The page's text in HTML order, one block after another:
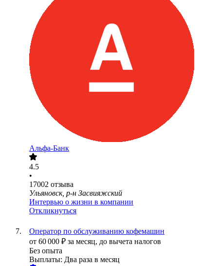
Альфа-Банк
4.5
•
17002 отзыва
Ульяновск, р-н Засвияжский
Интервью о жизни в компании
Откликнуться
Оператор по обслуживанию кофемашин
от 60 000 ₽ за месяц, до вычета налогов
Без опыта
Выплаты: Два раза в месяц